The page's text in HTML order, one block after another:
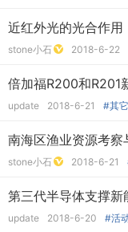
近红外光的光合作用
stone小石 2018-6-22
倍加福R200和R201
update 2018-6-21 #其它
南海区渔业资源考
stone小石 2018-6-21
第三代半导体支撑
update 2018-6-20 #活